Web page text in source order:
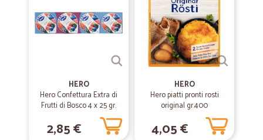
Eccezionale, tutto freschissimo e ben confezionato. Anche il corriere
è super simpatico!
03/06/2020
Monia R.
Velocissimo nella consegna e prodotti…
Velocissimo nella consegna e prodotti di marca. La merce arriva ben
impacchettata e refrigerarata. Consigliatissimo
HERO
Hero Confettura Extra di
Frutti di Bosco 4 x 25 gr.
2,85 €
HERO
Hero piatti pronti rosti
original gr.400
4,05 €